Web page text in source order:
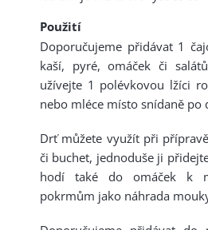
Použití
Doporučujeme přidávat 1
kaší, pyré, omáček či
užívejte 1 polévkovou lžíci
nebo mléce místo snídaně po
Drť můžete využít při
či buchet, jednoduše ji
hodí také do omáček k
pokrmům jako náhrada